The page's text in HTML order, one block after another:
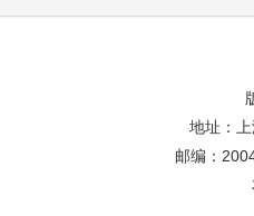
地址：
邮编：